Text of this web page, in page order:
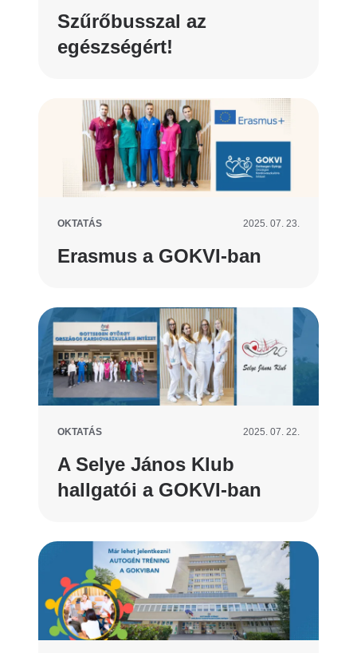
Szűrőbusszal az
egészségért!
OKTATÁS 2025. 07. 23.
Erasmus a GOKVI-ban
OKTATÁS 2025. 07. 22.
A Selye János Klub
hallgatói a GOKVI-ban